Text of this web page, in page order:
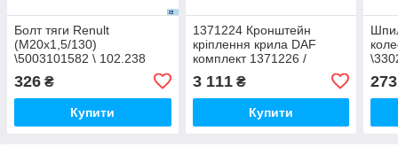
Болт тяги Renult
(M20x1,5/130)
\5003101582 \ 102.238
326 ₴
Купити
1371224 Кронштейн
кріплення крила DAF
комплект 1371226 /
3 111₴
Купити
273